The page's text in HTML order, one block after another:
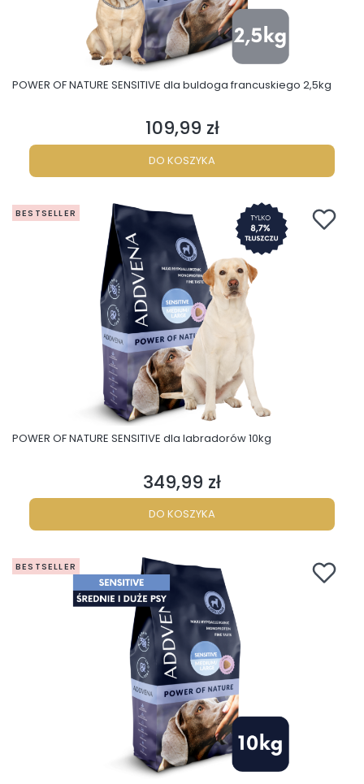
POWER OF NATURE SENSITIVE dla buldoga francuskiego 2,5kg
Cena
109,99 zł
DO KOSZYKA
BESTSELLER
POWER OF NATURE SENSITIVE dla labradorów 10kg
Cena
349,99 zł
DO KOSZYKA
BESTSELLER